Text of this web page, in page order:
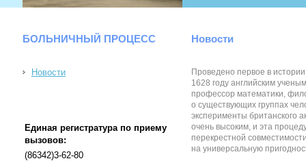
БОЛЬНИЧНЫЙ ПРОЦЕСС
Новости
Единая регистратура по приему
вызовов:
(86342)3-62-80
Новости
Проведено первое в
1628 году английским
профессор математики,
о существующих группах
эксперименты британского
очень высоким, и эта
перекрестной
на универсальную